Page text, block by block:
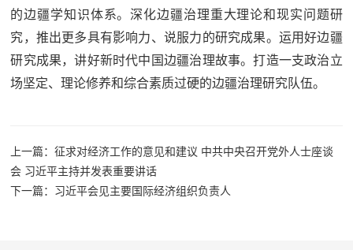
范
军
人
风
退
役
军
退
役
的边疆学知识体系。深化边疆治理重大理论和现实问题研
究，推出更多具有影响力、说服力的研究成果。运用好边疆
研究成果，讲好新时代中国边疆治理故事。打造一支政治立
场坚定、理论修养和综合素质过硬的边疆治理研究队伍。
上一篇：征求对经济工作的意见和建议 中共中央召开党外人士座谈
会 习近平主持并发表重要讲话
下一篇：习近平会见主要国际经济组织负责人